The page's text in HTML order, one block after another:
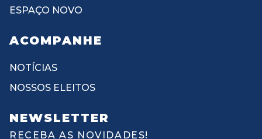
ESPAÇO NOVO
ACOMPANHE
NOTÍCIAS
NOSSOS ELEITOS
NEWSLETTER
RECEBA AS NOVIDADES!